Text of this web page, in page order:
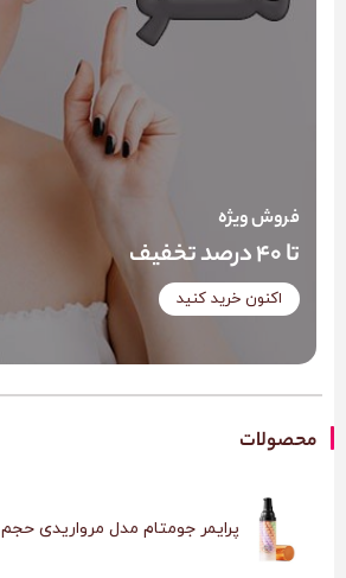
فروش ویژه
تا 40 درصد تخفیف
اکنون خرید کنید
محصولات
پرایمر جومتام مدل مرواریدی حجم 30 میلی لیتر